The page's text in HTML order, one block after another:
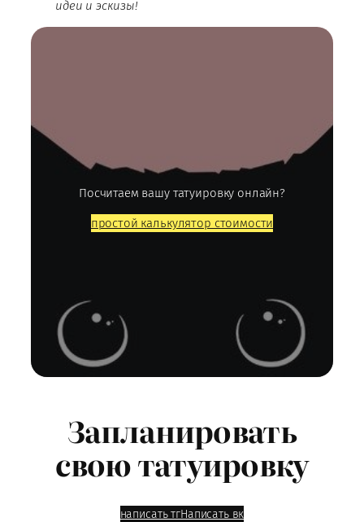
идеи и эскизы!
Посчитаем вашу татуировку онлайн?
простой калькулятор стоимости
Запланировать
свою татуировку
написать тгНаписать вк